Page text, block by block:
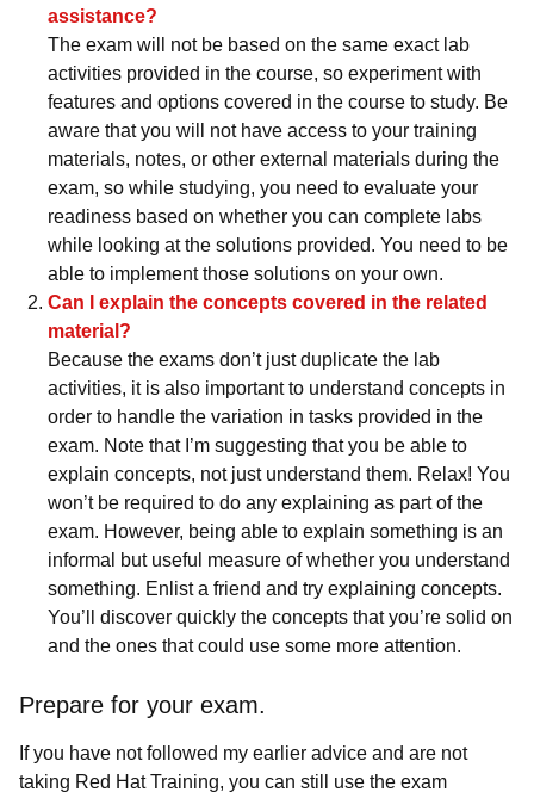
assistance?
The exam will not be based on the same exact lab
activities provided in the course, so experiment with
features and options covered in the course to study. Be
aware that you will not have access to your training
materials, notes, or other external materials during the
exam, so while studying, you need to evaluate your
readiness based on whether you can complete labs
while looking at the solutions provided. You need to be
able to implement those solutions on your own.
Can I explain the concepts covered in the related
material?
Because the exams don’t just duplicate the lab
activities, it is also important to understand concepts in
order to handle the variation in tasks provided in the
exam. Note that I’m suggesting that you be able to
explain concepts, not just understand them. Relax! You
won’t be required to do any explaining as part of the
exam. However, being able to explain something is an
informal but useful measure of whether you understand
something. Enlist a friend and try explaining concepts.
You’ll discover quickly the concepts that you’re solid on
and the ones that could use some more attention.
Prepare for your exam.
If you have not followed my earlier advice and are not
taking Red Hat Training, you can still use the exam